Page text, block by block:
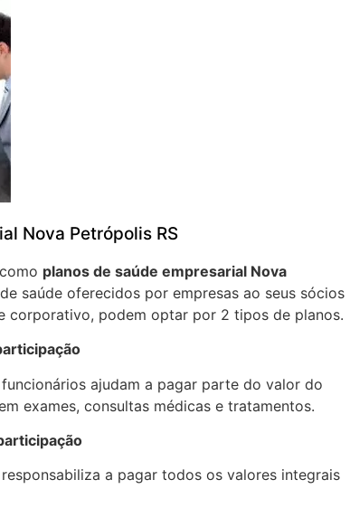
Nova Petrópolis RS
planos de saúde empresarial Nova
saúde oferecidos por empresas ao seus sócios
corporativo, podem optar por 2 tipos de planos.
ajudam a pagar parte do valor do
exames, consultas médicas e tratamentos.
a pagar todos os valores integrais